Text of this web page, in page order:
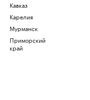
Кавказ
Карелия
Мурманск
Приморский
край